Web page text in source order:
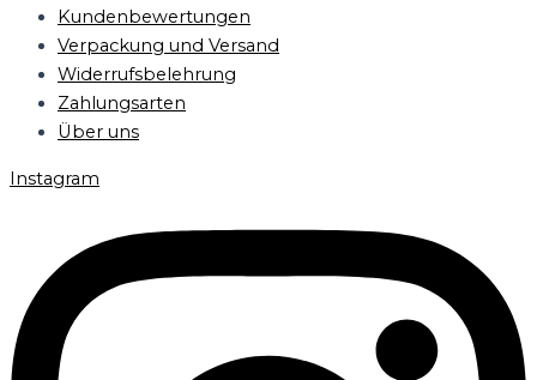
Kundenbewertungen
Verpackung und Versand
Widerrufsbelehrung
Zahlungsarten
Über uns
Instagram